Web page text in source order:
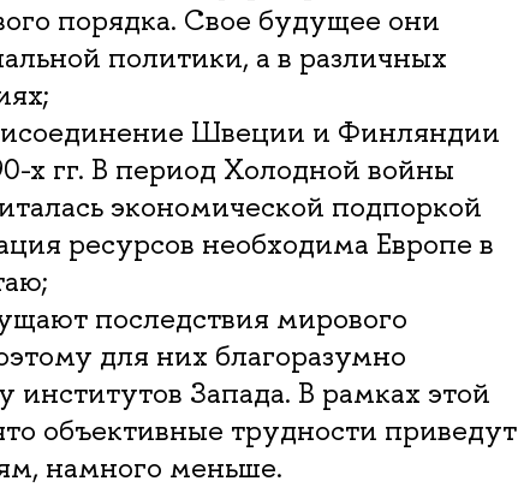
порядка. Свое будущее они
политики, а в различных
Швеции и Финляндии
х гг. В период Холодной войны
экономической подпоркой
ресурсов необходима Европе в
последствия мирового
для них благоразумно
институтов Запада. В рамках этой
объективные трудности приведут
намного меньше.